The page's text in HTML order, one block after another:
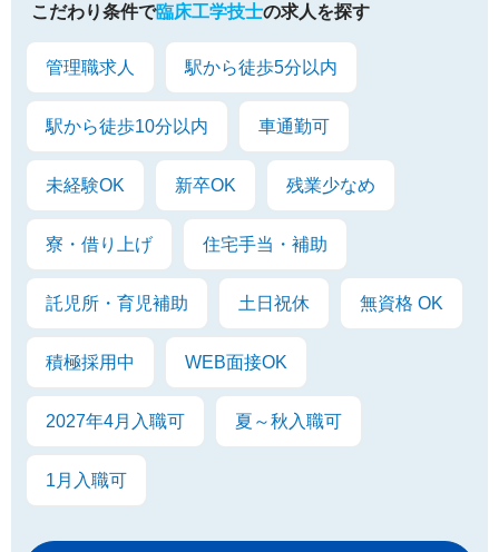
こだわり条件で臨床工学技士の求人を探す
管理職求人 駅から徒歩5分以内
駅から徒歩10分以内 車通勤可
未経験OK 新卒OK 残業少なめ
寮・借り上げ 住宅手当・補助
託児所・育児補助 土日祝休 無資格 OK
積極採用中 WEB面接OK
2027年4月入職可 夏～秋入職可
1月入職可